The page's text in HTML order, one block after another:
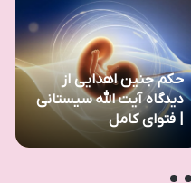
حکم جنین اهدایی از
دیدگاه آیت الله سیستانی
| فتوای کامل